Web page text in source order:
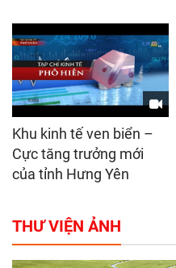
Khu kinh tế ven biển –
Cực tăng trưởng mới
của tỉnh Hưng Yên
THƯ VIỆN ẢNH